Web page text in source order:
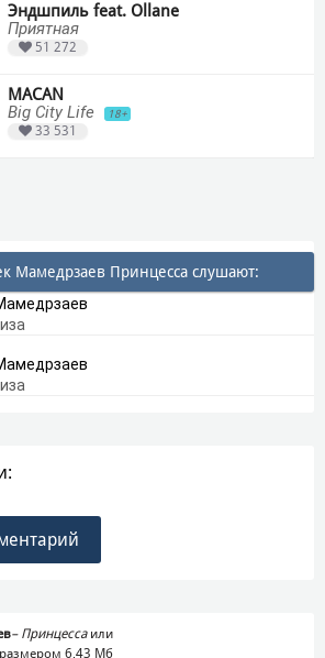
Эндшпиль feat. Ollane
Приятная
51 272
MACAN
Big City Life
18+
33 531
Мамедрзаев Принцесса слушают:
– Принцессаили
6,43 Mб